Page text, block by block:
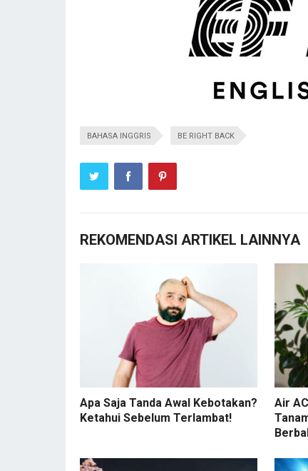
BAHASA INGGRIS BE RIGHT BACK
REKOMENDASI ARTIKEL LAINNYA
Apa Saja Tanda Awal Kebotakan?
Ketahui Sebelum Terlambat!
Air